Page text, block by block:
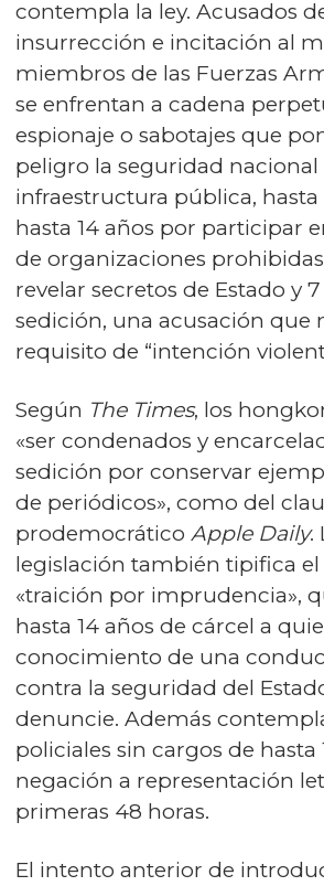
contempla la ley. Acusados
insurrección e incitación al
miembros de las Fuerzas
se enfrentan a cadena
espionaje o sabotajes que
peligro la seguridad nacional
infraestructura pública, hasta
hasta 14 años por participar
de organizaciones
revelar secretos de Estado y
sedición, una acusación que
requisito de “intención
Según The Times, los
«ser condenados y
sedición por conservar
de periódicos», como del
prodemocrático Apple Daily.
legislación también tipifica
«traición por imprudencia»,
hasta 14 años de cárcel a
conocimiento de una
contra la seguridad del
denuncie. Además
policiales sin cargos de hasta
negación a representación
primeras 48 horas.
El intento anterior de